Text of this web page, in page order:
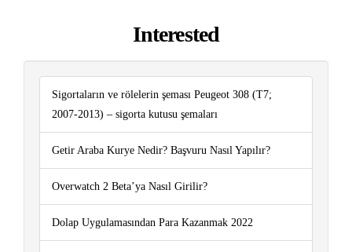
Interested
Sigortaların ve rölelerin şeması Peugeot 308 (T7;
2007-2013) – sigorta kutusu şemaları
Getir Araba Kurye Nedir? Başvuru Nasıl Yapılır?
Overwatch 2 Beta’ya Nasıl Girilir?
Dolap Uygulamasından Para Kazanmak 2022